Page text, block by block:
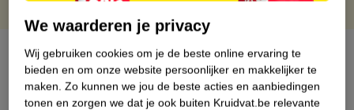
Over dit product
Productinformatie
We waarderen je privacy
Wij gebruiken cookies om je de beste online ervaring te
bieden en om onze website persoonlijker en makkelijker te
maken. Zo kunnen we jou de beste acties en aanbiedingen
tonen en zorgen we dat je ook buiten Kruidvat.be relevante